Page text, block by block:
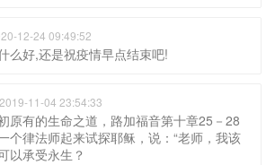
12-24 09:49:52
么好,还是祝疫情早点结束吧!
2019-11-04 23:54:33
原有的生命之道，路加福音第十章25－28
个律法师起来试探耶稣，说：“老师，我该
以承受永生？